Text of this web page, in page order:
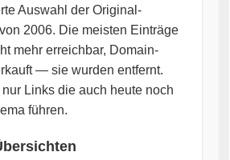
Auswahl der Original-
2006. Die meisten Einträge
mehr erreichbar, Domain-
— sie wurden entfernt.
Links die auch heute noch
führen.